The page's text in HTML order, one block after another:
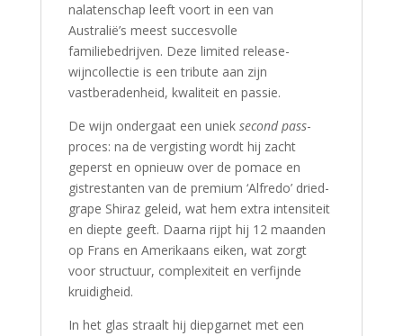
nalatenschap leeft voort in een van
Australië’s meest succesvolle
familiebedrijven. Deze limited release-
wijncollectie is een tribute aan zijn
vastberadenheid, kwaliteit en passie.
De wijn ondergaat een uniek second pass-
proces: na de vergisting wordt hij zacht
geperst en opnieuw over de pomace en
gistrestanten van de premium ‘Alfredo’ dried-
grape Shiraz geleid, wat hem extra intensiteit
en diepte geeft. Daarna rijpt hij 12 maanden
op Frans en Amerikaans eiken, wat zorgt
voor structuur, complexiteit en verfijnde
kruidigheid.
In het glas straalt hij diepgarnet met een